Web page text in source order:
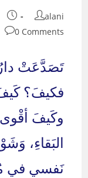
Post
author:
alani
Post
Post
0 Comments
تَصَدَّعَتْ
فكيفَ؟
وكَيفَ
البَقاءِ،
نَفسي في